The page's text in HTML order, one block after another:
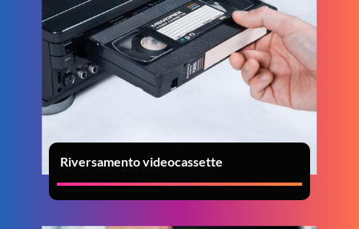
Riversamento videocassette